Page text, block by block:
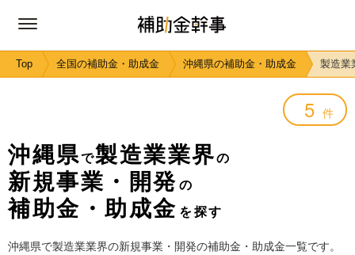
Top 全国の補助金・助成金 沖縄県の補助金・助成金 製造業
5 件
沖縄県で製造業業界の
新規事業・開発 の
補助金・助成金 を探す
沖縄県で製造業業界の新規事業・開発の補助金・助成金一覧です。